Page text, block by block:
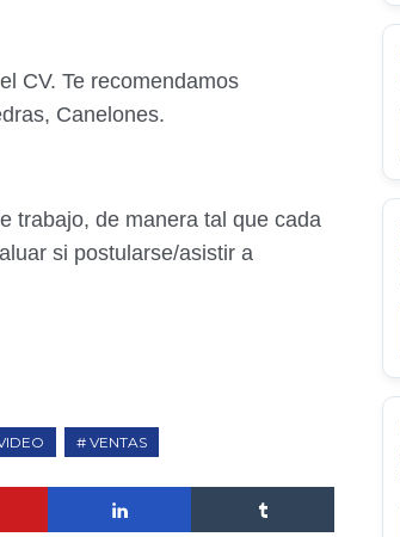
CV. Te recomendamos
Canelones.
trabajo, de manera tal que cada
si postularse/asistir a
VENTAS